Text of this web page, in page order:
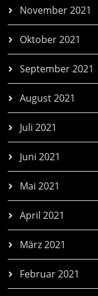
November 2021
Oktober 2021
September 2021
August 2021
Juli 2021
Juni 2021
Mai 2021
April 2021
März 2021
Februar 2021